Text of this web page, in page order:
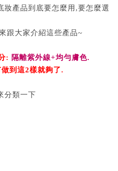
妝產品到底要怎麼用,要怎麼選
跟大家介紹這些產品~
: 隔離紫外線+均勻膚色.
到這2樣就夠了.
分類一下